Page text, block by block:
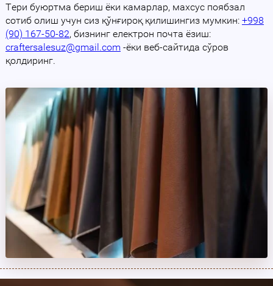
Тери буюртма бериш ёки камарлар, махсус поябзал
сотиб олиш учун сиз қўнғироқ қилишингиз мумкин: +998
(90) 167-50-82, бизнинг електрон почта ёзиш:
craftersalesuz@gmail.com -ёки веб-сайтида сўров
қолдиринг.